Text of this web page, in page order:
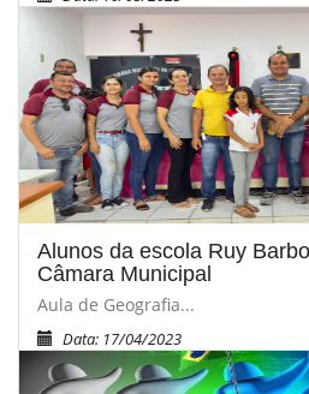
Alunos da escola Ruy
Câmara Municipal
Aula de Geografia...
Data: 17/04/2023